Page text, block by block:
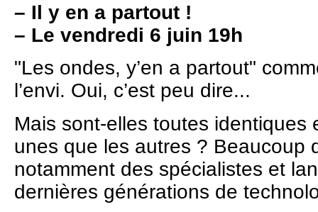
– Il y en a partout !
– Le vendredi 6 juin 19h
"Les ondes, y’en a partout"
l’envi. Oui, c’est peu dire...
Mais sont-elles toutes identiques
unes que les autres ? Beaucoup
notamment des spécialistes et
dernières générations de